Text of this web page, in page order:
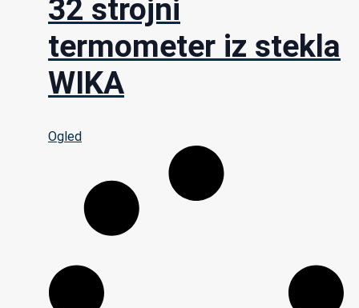
32 strojni
termometer iz stekla
WIKA
Ogled